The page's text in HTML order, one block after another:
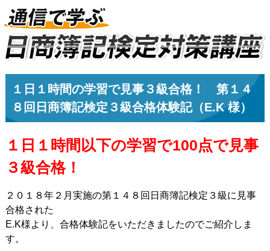
１日１時間の学習で見事３級合格！ 第１４
８回日商簿記検定３級合格体験記（E.K 様）
１日１時間以下の学習で100点で見事
３級合格！
２０１８年２月実施の第１４８回日商簿記検定３級に見事
合格された
E.K様より、合格体験記をいただきましたのでご紹介しま
す。